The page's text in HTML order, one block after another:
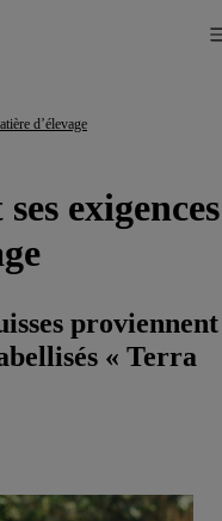
d’élevage
exigences
proviennent
« Terra